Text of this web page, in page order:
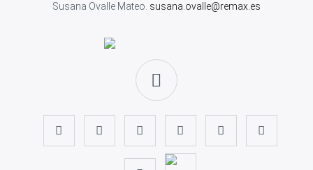
Susana Ovalle Mateo. susana.ovalle@remax.es